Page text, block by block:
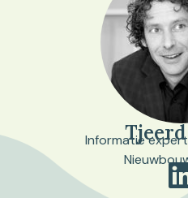
Informatie